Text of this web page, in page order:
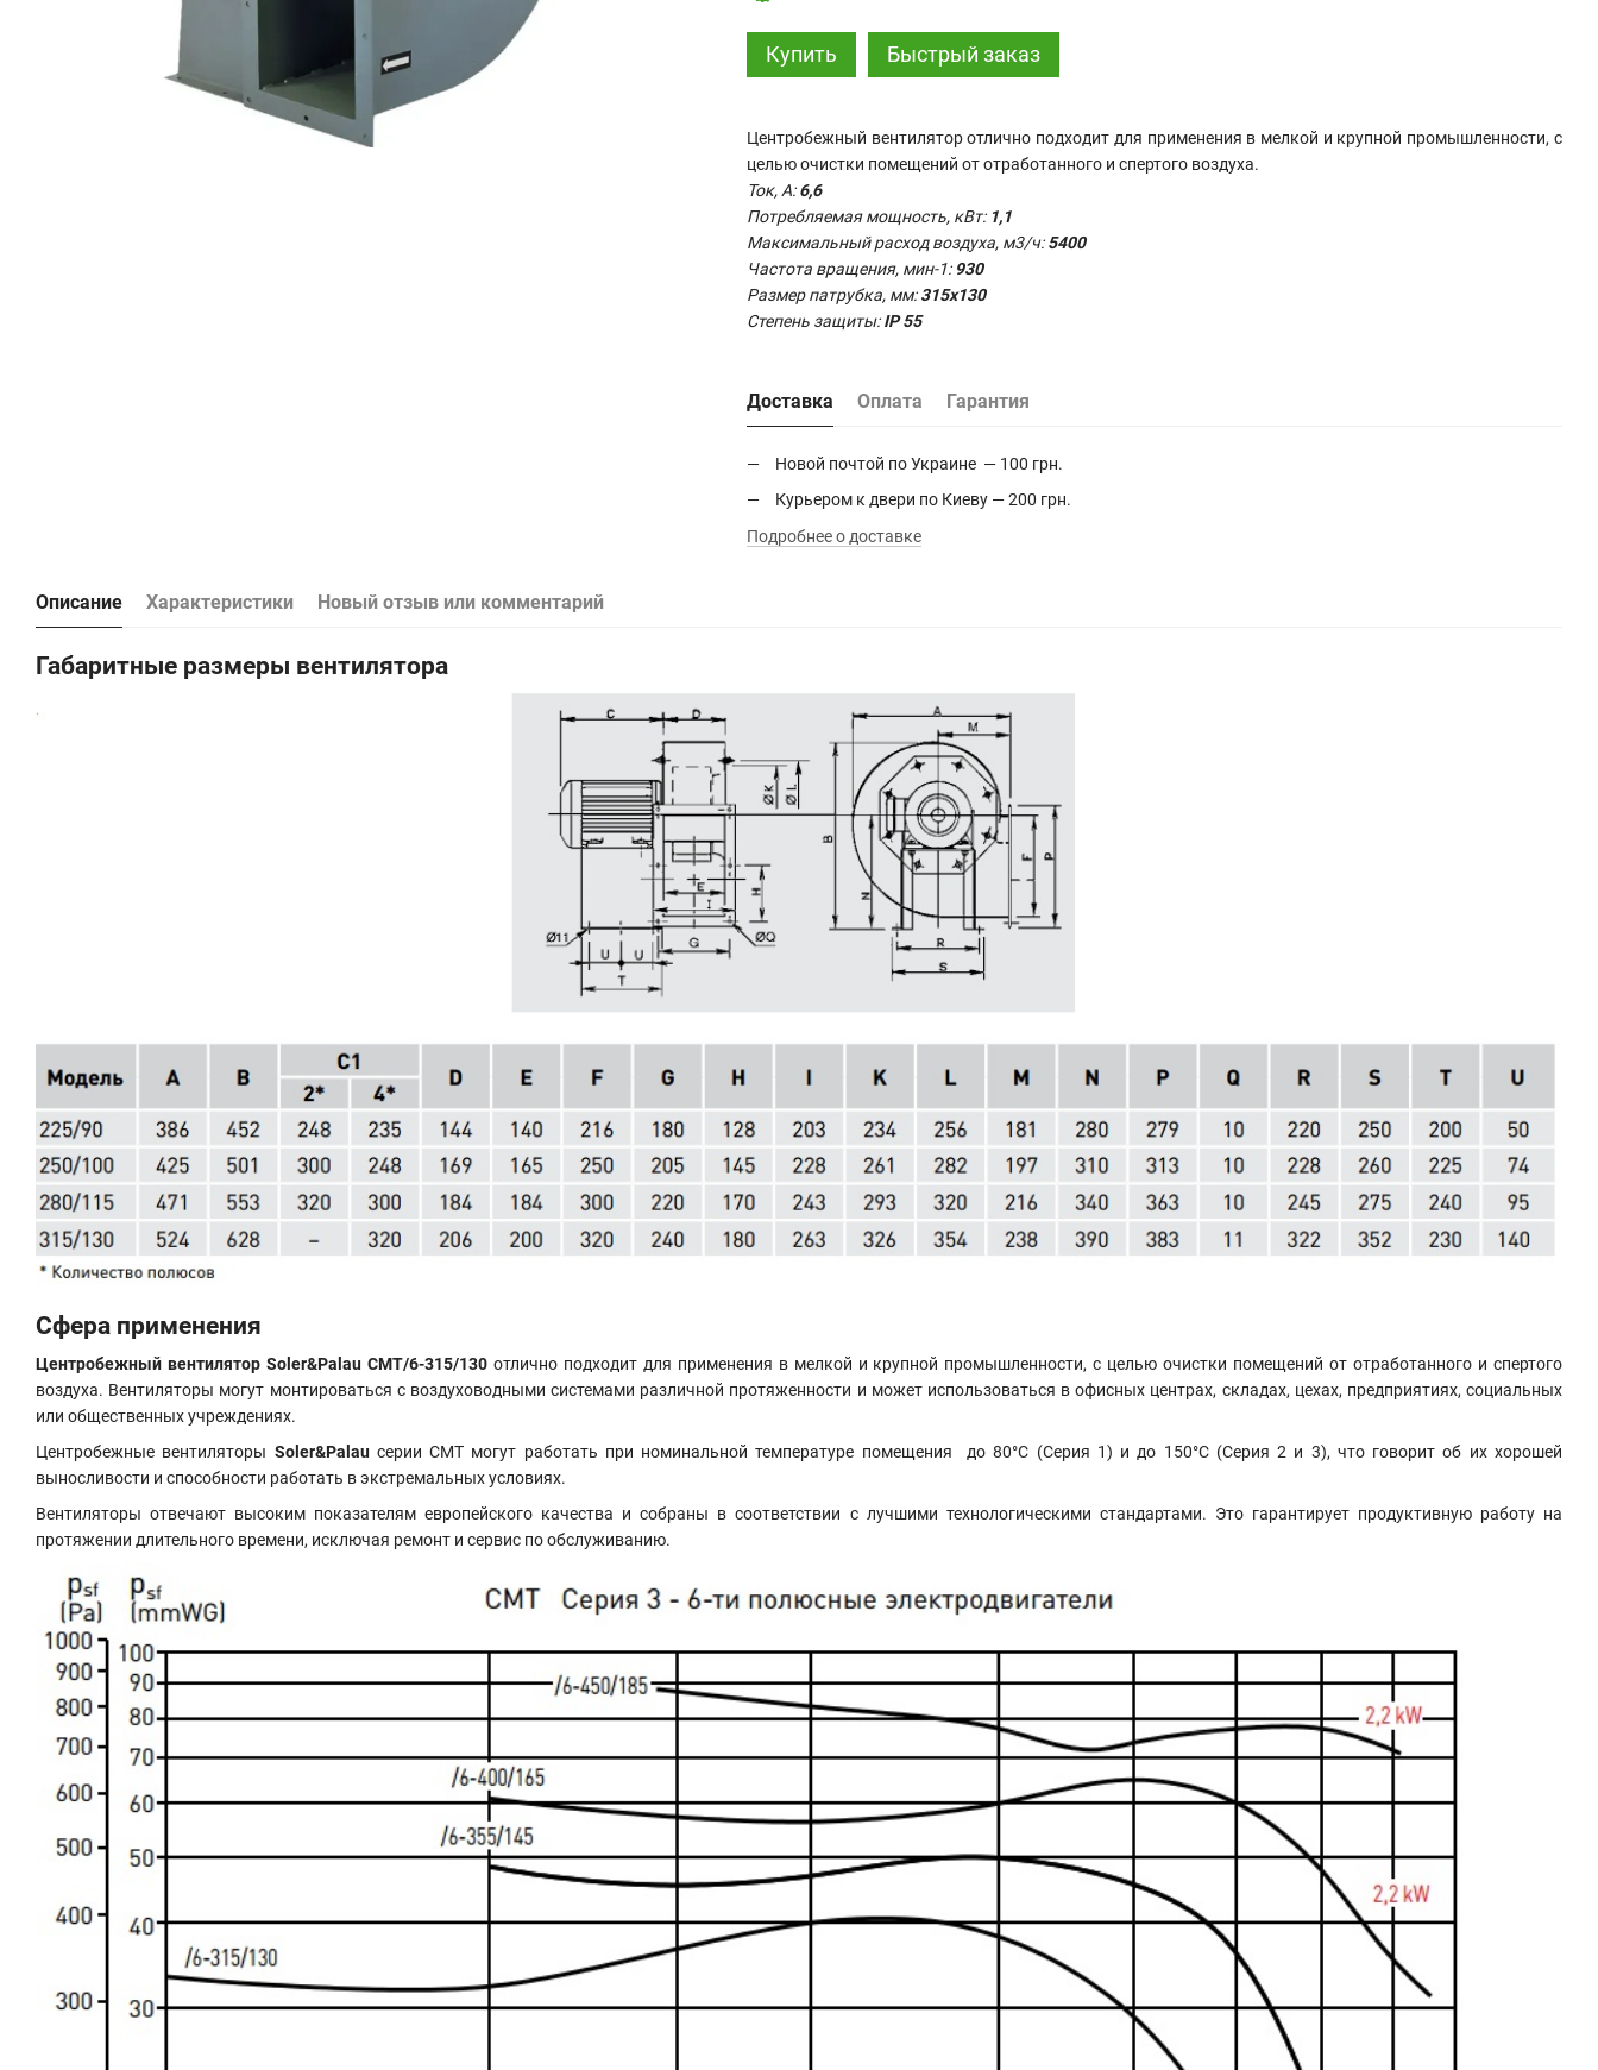
Купить Быстрый заказ
Центробежный вентилятор отлично подходит для применения в мелкой и крупной промышленности, с
целью очистки помещений от отработанного и спертого воздуха.
Ток, А:6,6
Потребляемая мощность, кВт: 1,1
Максимальный расход воздуха, м3/ч:5400
Частота вращения, мин-1: 930
Размер патрубка, мм:315х130
Степень защиты:IP 55
Доставка Оплата Гарантия
Новой почтой по Украине — 100 грн.
Курьером к двери по Киеву — 200 грн.
Подробнее о доставке
Описание Характеристики Новый отзыв или комментарий
Габаритные размеры вентилятора
Сфера применения
Центробежный вентилятор Soler&Palau CMT/6-315/130отлично подходит для применения в мелкой и крупной промышленности, с целью очистки помещений от отработанного и спертого
воздуха. Вентиляторы могут монтироваться с воздуховодными системами различной протяженности и может использоваться в офисных центрах, складах, цехах, предприятиях, социальных
или общественных учреждениях.
Центробежные вентиляторы Soler&Palauсерии CMT могут работать при номинальной температуре помещения до 80°C (Серия 1) и до 150°C (Серия 2 и 3), что говорит об их хорошей
выносливости и способности работать в экстремальных условиях.
Вентиляторы отвечают высоким показателям европейского качества и собраны в соответствии с лучшими технологическими стандартами. Это гарантирует продуктивную работу на
протяжении длительного времени, исключая ремонт и сервис по обслуживанию.